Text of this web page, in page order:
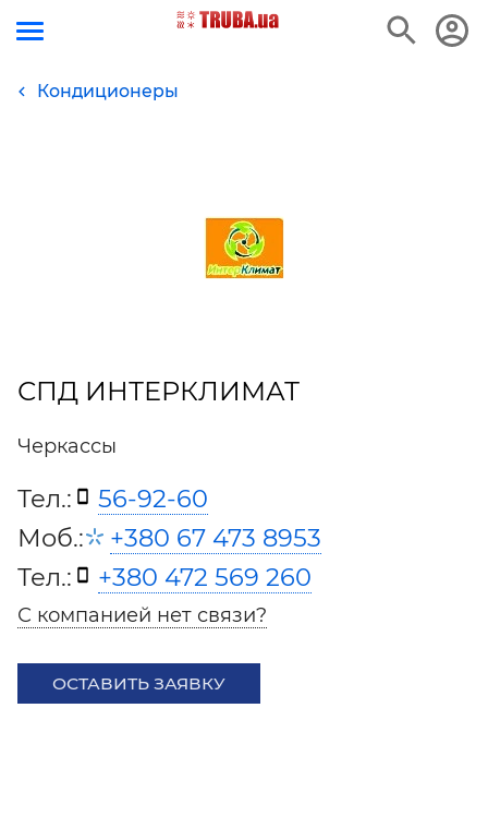
Кондиционеры
СПД ИНТЕРКЛИМАТ
Черкассы
Тел.:
56-92-60
Моб.:
+380 67 473 8953
Тел.:
+380 472 569 260
С компанией нет связи?
ОСТАВИТЬ ЗАЯВКУ